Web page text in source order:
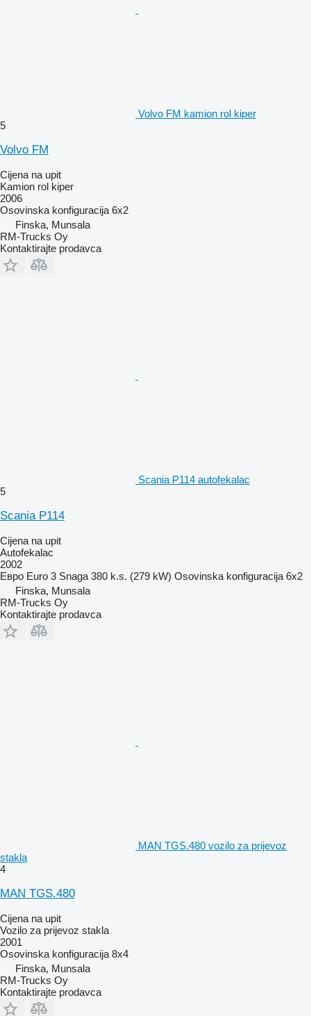
Volvo FM kamion rol kiper
5
Volvo FM
Cijena na upit
Kamion rol kiper
2006
Osovinska konfiguracija 6x2
Finska, Munsala
RM-Trucks Oy
Kontaktirajte prodavca
Scania P114 autofekalac
5
Scania P114
Cijena na upit
Autofekalac
2002
Евро Euro 3 Snaga 380 k.s. (279 kW) Osovinska konfiguracija 6x2
Finska, Munsala
RM-Trucks Oy
Kontaktirajte prodavca
MAN TGS.480 vozilo za prijevoz
stakla
4
MAN TGS.480
Cijena na upit
Vozilo za prijevoz stakla
2001
Osovinska konfiguracija 8x4
Finska, Munsala
RM-Trucks Oy
Kontaktirajte prodavca